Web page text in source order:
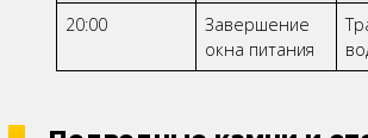
20:00
Завершение
окна питания